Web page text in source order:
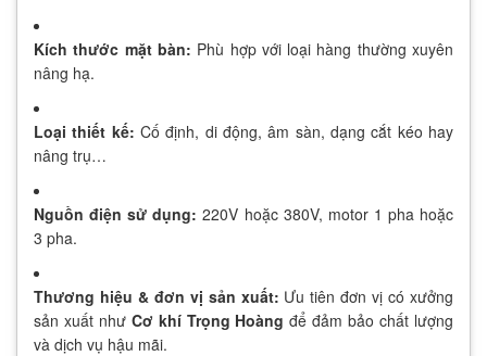
Kích thước mặt bàn: Phù hợp với loại hàng thường xuyên
nâng hạ.
Loại thiết kế: Cố định, di động, âm sàn, dạng cắt kéo hay
nâng trụ…
Nguồn điện sử dụng: 220V hoặc 380V, motor 1 pha hoặc
3 pha.
Thương hiệu & đơn vị sản xuất: Ưu tiên đơn vị có xưởng
sản xuất như Cơ khí Trọng Hoàng để đảm bảo chất lượng
và dịch vụ hậu mãi.